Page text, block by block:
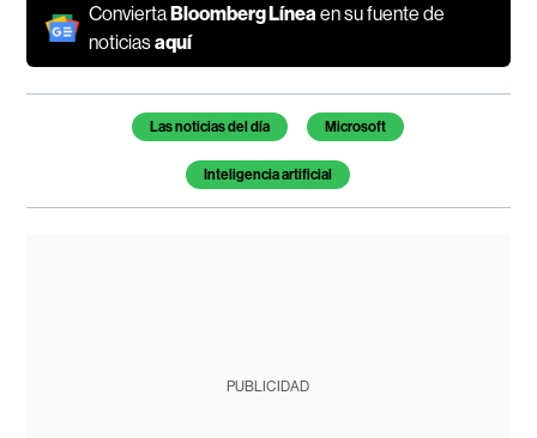
ConviertaBloomberg Línea en su fuente de
noticiasaquí
Temas de este artículo
Las noticias del día Microsoft
Inteligencia artificial
PUBLICIDAD